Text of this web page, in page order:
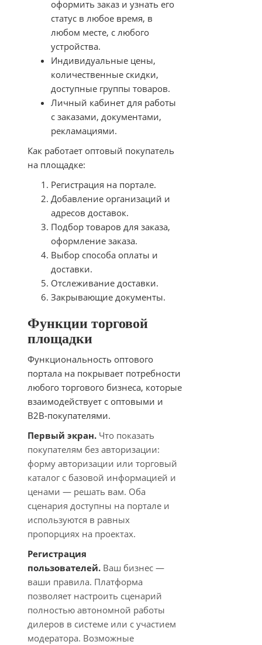
оформить заказ и узнать его
статус в любое время, в
любом месте, с любого
устройства.
Индивидуальные цены,
количественные скидки,
доступные группы товаров.
Личный кабинет для работы
с заказами, документами,
рекламациями.
Как работает оптовый покупатель
на площадке:
Регистрация на портале.
Добавление организаций и
адресов доставок.
Подбор товаров для заказа,
оформление заказа.
Выбор способа оплаты и
доставки.
Отслеживание доставки.
Закрывающие документы.
Функции торговой
площадки
Функциональность оптового
портала на покрывает потребности
любого торгового бизнеса, которые
взаимодействует с оптовыми и
B2B-покупателями.
Первый экран. Что показать
покупателям без авторизации:
форму авторизации или торговый
каталог с базовой информацией и
ценами — решать вам. Оба
сценария доступны на портале и
используются в равных
пропорциях на проектах.
Регистрация
пользователей. Ваш бизнес —
ваши правила. Платформа
позволяет настроить сценарий
полностью автономной работы
дилеров в системе или с участием
модератора. Возможные